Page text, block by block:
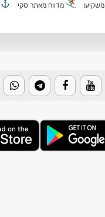
משקיען מדווח מאתר סקי